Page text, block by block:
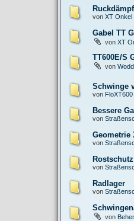
von XT Onkel
Gabel TT
von XT
TT600E/S
von
Schwinge
von FloXT600
Bessere
von
Geometrie
von
von
Radlager
von
von